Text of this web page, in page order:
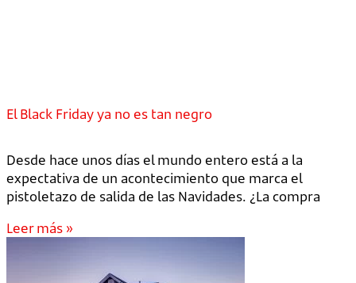
El Black Friday ya no es tan negro
Desde hace unos días el mundo entero está a la
expectativa de un acontecimiento que marca el
pistoletazo de salida de las Navidades. ¿La compra
Leer más »